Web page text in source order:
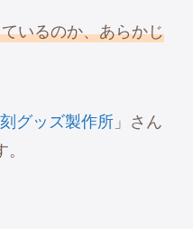
いるのか、あらかじ
グッズ製作所」さん